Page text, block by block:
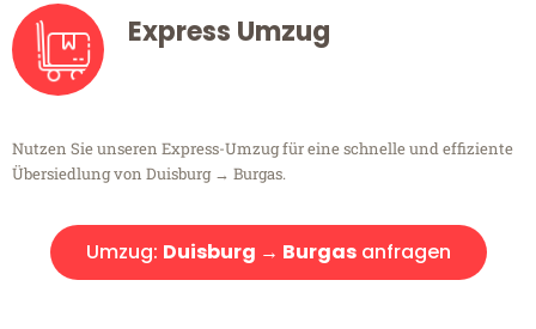
Express Umzug
Nutzen Sie unseren Express-Umzug für eine schnelle und effiziente
Übersiedlung von Duisburg → Burgas.
Umzug: Duisburg → Burgasanfragen